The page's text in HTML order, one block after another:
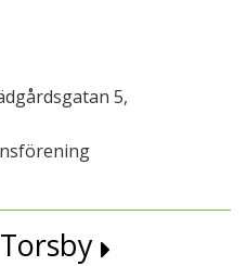
5,